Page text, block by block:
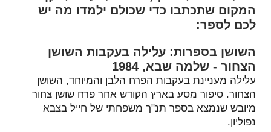
המקום שתכתבו כדי שכולם ילמדו מה יש
לכם לספר:
השושן בספרות: עלילה בעקבות השושן
הצחור - שלמה שבא, 1984
עלילה מעניינת בעקבות הפרח הלבן והמיוחד, השושן
הצחור. סיפור מסע בארץ הקודש אחר פרח שושן צחור
מיובש שנמצא בספר תנ"ך משפחתי של חייל בצבא
נפוליון.